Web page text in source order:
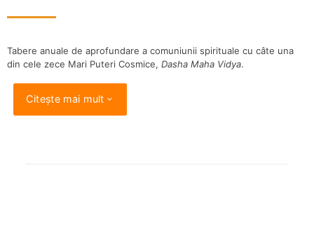
Tabere anuale de aprofundare a comuniunii spirituale cu câte una
din cele zece Mari Puteri Cosmice, Dasha Maha Vidya.
Citește mai mult